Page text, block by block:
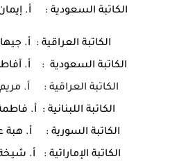
الكاتبة السعودية : أ.
الكاتبة العراقية : أ.
الكاتبة السعودية : أ.
الكاتبة العراقية : أ.
الكاتبة اللبنانية : أ.
الكاتبة السورية : أ. هبة
الكاتبة الإماراتية : أ.